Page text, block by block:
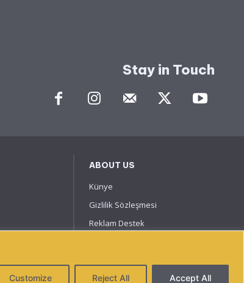
Customize Reject All Accept All
Stay in Touch
ABOUT US
Künye
Gizlilik Sözleşmesi
Reklam Destek